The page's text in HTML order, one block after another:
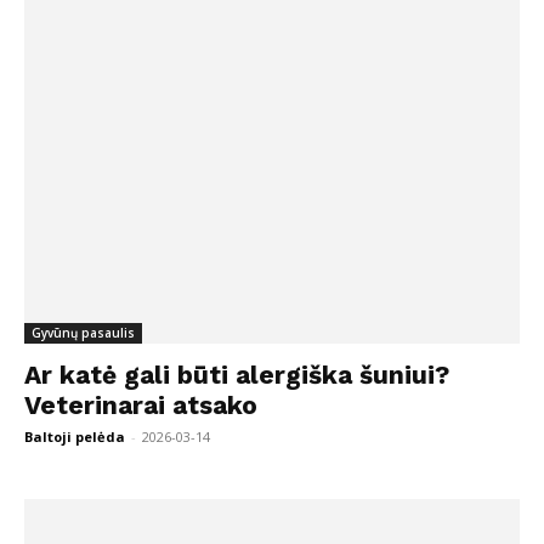
Gyvūnų pasaulis
Ar katė gali būti alergiška šuniui?
Veterinarai atsako
Baltoji pelėda - 2026-03-14